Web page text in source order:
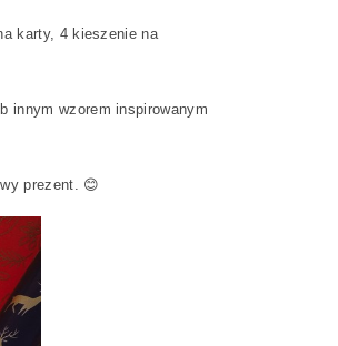
karty, 4 kieszenie na
innym wzorem inspirowanym
prezent. 😊